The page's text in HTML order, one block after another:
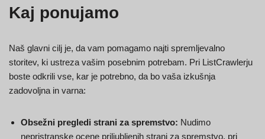
Kaj ponujamo
Naš glavni cilj je, da vam pomagamo najti spremljevalno
storitev, ki ustreza vašim posebnim potrebam. Pri ListCrawlerju
boste odkrili vse, kar je potrebno, da bo vaša izkušnja
Obsežni pregledi strani za spremstvo:Nudimo